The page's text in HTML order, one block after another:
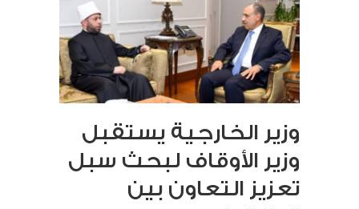
وزير الخارجية يستقبل
وزير الأوقاف لبحث سبل
تعزيز التعاون بين